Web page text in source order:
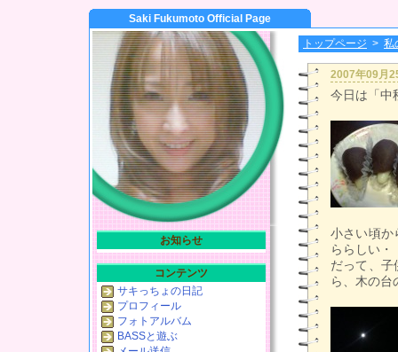
Saki Fukumoto Official Page
トップページ > 私
2007年09月
今日は「中
小さい頃か
ららしい・
だって、子
ら、木の台
お知らせ
コンテンツ
サキっちょの日記
プロフィール
フォトアルバム
BASSと遊ぶ